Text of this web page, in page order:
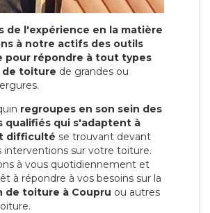
de l'expérience en la matière
à notre actifs des outils
pour répondre à tout types
de toiture de grandes ou
regroupes en son sein des
qualifiés qui s'adaptent à
difficulté se trouvant devant
interventions sur votre toiture.
à vous quotidiennement et
à répondre à vos besoins sur la
de toiture à Coupru ou autres